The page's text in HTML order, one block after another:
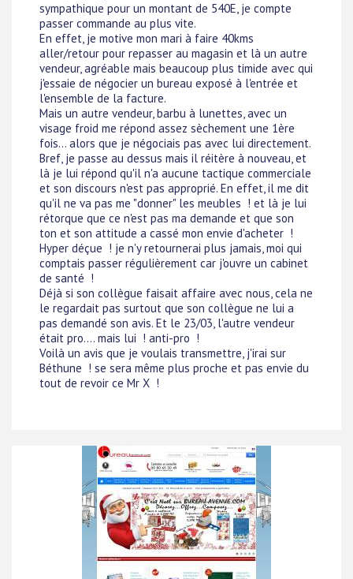
sympathique pour un montant de 540E, je compte
passer commande au plus vite.
En effet, je motive mon mari à faire 40kms
aller/retour pour repasser au magasin et là un autre
vendeur, agréable mais beaucoup plus timide avec qui
j'essaie de négocier un bureau exposé à l'entrée et
l'ensemble de la facture.
Mais un autre vendeur, barbu à lunettes, avec un
visage froid me répond assez sèchement une 1ère
fois... alors que je négociais pas avec lui directement.
Bref, je passe au dessus mais il réitère à nouveau, et
là je lui répond qu'il n'a aucune tactique commerciale
et son discours n'est pas approprié. En effet, il me dit
qu'il ne va pas me "donner" les meubles ! et là je lui
rétorque que ce n'est pas ma demande et que son
ton et son attitude a cassé mon envie d'acheter !
Hyper déçue ! je n'y retournerai plus jamais, moi qui
comptais passer régulièrement car j'ouvre un cabinet
de santé !
Déjà si son collègue faisait affaire avec nous, cela ne
le regardait pas surtout que son collègue ne lui a
pas demandé son avis. Et le 23/03, l'autre vendeur
était pro.... mais lui ! anti-pro !
Voilà un avis que je voulais transmettre, j'irai sur
Béthune ! se sera même plus proche et pas envie du
tout de revoir ce Mr X !